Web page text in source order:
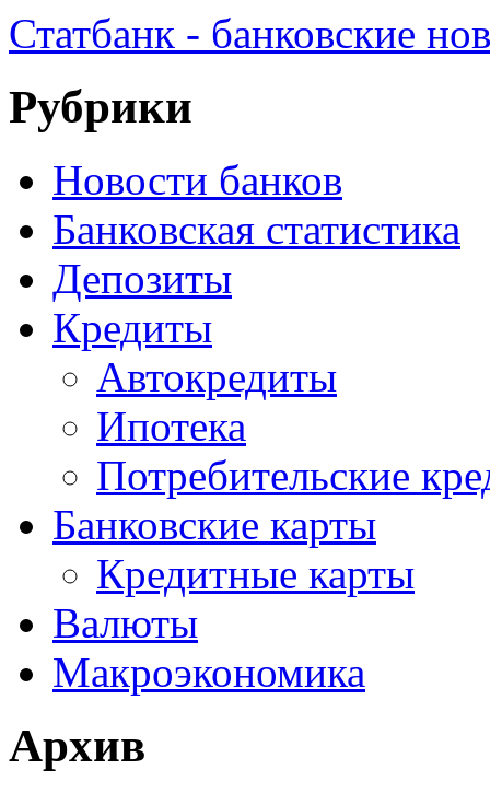
Статбанк - банковские
Рубрики
Новости банков
Банковская статистика
Депозиты
Кредиты
Автокредиты
Ипотека
Потребительские
Банковские карты
Кредитные карты
Валюты
Макроэкономика
Архив